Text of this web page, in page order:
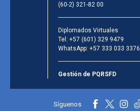
(60-2) 321-82 00
Diplomados Virtuales
Tel: +57 (601) 329 9479
WhatsApp: +57 333 033 3376
Gestión de PQRSFD
Síguenos